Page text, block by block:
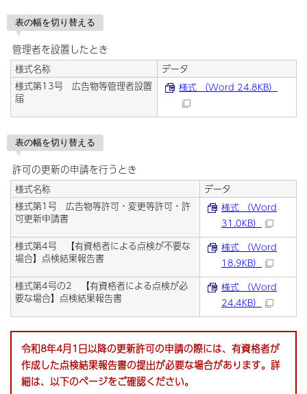
表の幅を切り替える
管理者を設置したとき
様式名称
データ
様式第13号 広告物等管理者設置
届
様式 （Word 24.8KB）
表の幅を切り替える
許可の更新の申請を行うとき
様式名称
データ
様式第1号 広告物等許可・変更等許可・許
可更新申請書
様式 （Word
31.0KB）
様式第4号 【有資格者による点検が不要な
場合】点検結果報告書
様式 （Word
18.9KB）
様式第4号の2 【有資格者による点検が必
要な場合】点検結果報告書
様式 （Word
24.4KB）
令和8年4月1日以降の更新許可の申請の際には、有資格者が
作成した点検結果報告書の提出が必要な場合があります。詳
細は、以下のページをご確認ください。